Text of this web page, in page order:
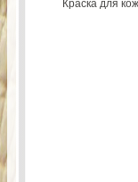
Краска для